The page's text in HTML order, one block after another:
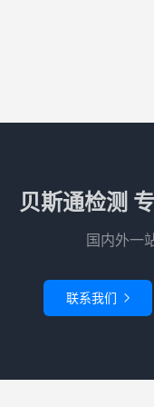
贝斯通检测
国内外一
联系我们 